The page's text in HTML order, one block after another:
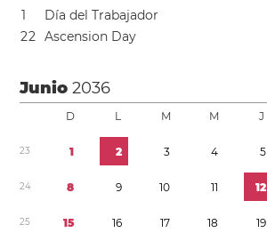
1
Día del Trabajador
22 Ascension Day
Junio2036
D L M M J
23 1 2 3 4 5
24 8 9 10 11 12
25 15 16 17 18 19